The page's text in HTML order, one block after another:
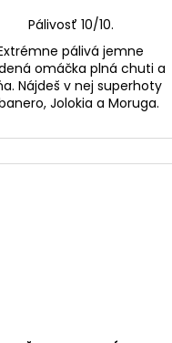
Pálivosť 10/10.
pálivá jemne
omáčka plná chuti a
Nájdeš v nej superhoty
Jolokia a Moruga.